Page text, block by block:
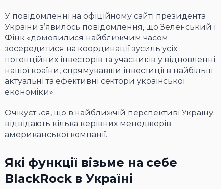
У повідомленні на офіційному сайті президента
України з’явилось повідомлення, що Зеленський і
Фінк «домовилися найближчим часом
зосередитися на координації зусиль усіх
потенційних інвесторів та учасників у відновленні
нашої країни, спрямувавши інвестиції в найбільш
актуальні та ефективні сектори української
економіки».
Очікується, що в найближчій перспективі Україну
відвідають кілька керівних менеджерів
американської компанії.
Які функції візьме на себе
BlackRock в Україні